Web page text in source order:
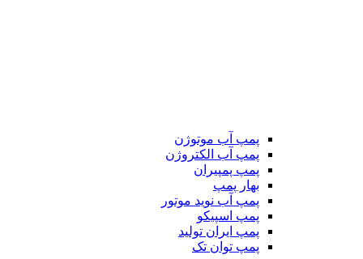
پمپ آب موتوژن
پمپ آب الکتروژن
پمپ پمپیران
بهار پمپ
پمپ آب نوید موتور
پمپ اسپیکو
پمپ ایران تولید
پمپ توان تک